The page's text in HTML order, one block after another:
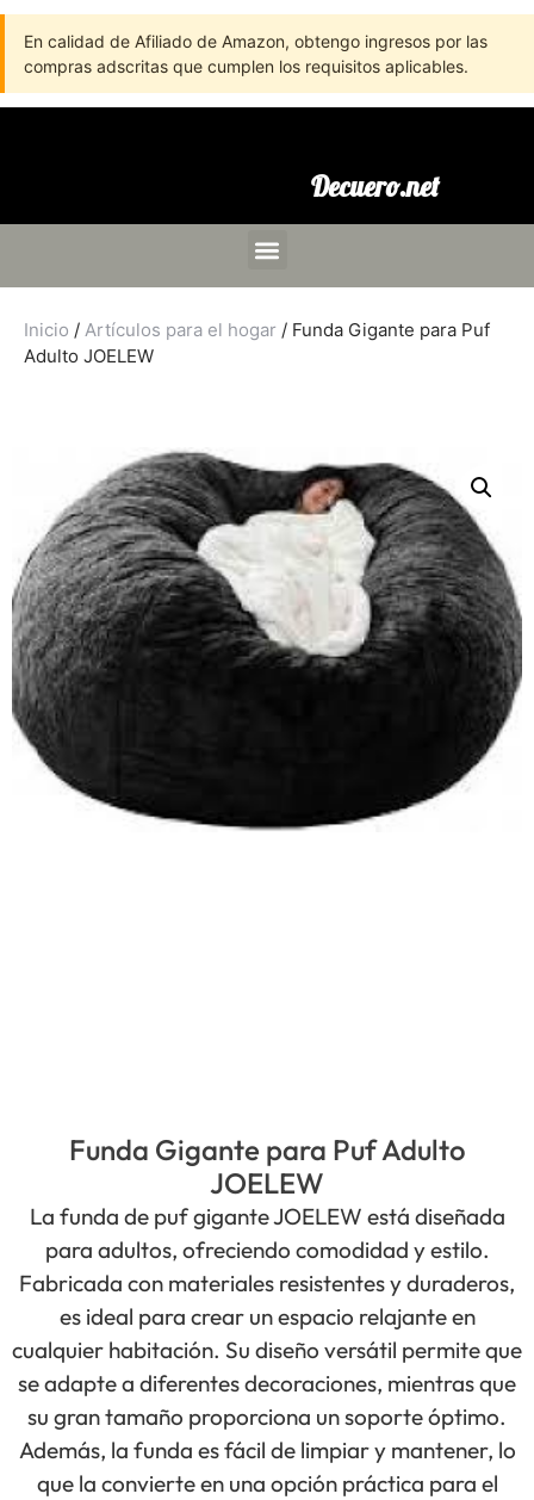
En calidad de Afiliado de Amazon, obtengo ingresos por las
compras adscritas que cumplen los requisitos aplicables.
Decuero.net
Inicio / Artículos para el hogar / Funda Gigante para Puf
Adulto JOELEW
Funda Gigante para Puf Adulto
JOELEW
La funda de puf gigante JOELEW está diseñada
para adultos, ofreciendo comodidad y estilo.
Fabricada con materiales resistentes y duraderos,
es ideal para crear un espacio relajante en
cualquier habitación. Su diseño versátil permite que
se adapte a diferentes decoraciones, mientras que
su gran tamaño proporciona un soporte óptimo.
Además, la funda es fácil de limpiar y mantener, lo
que la convierte en una opción práctica para el